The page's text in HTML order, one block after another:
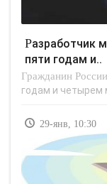
Разработчик малвари TrickBot приговорен к
пяти годам и..
Гражданин
годам и четырем
29-янв, 10:30